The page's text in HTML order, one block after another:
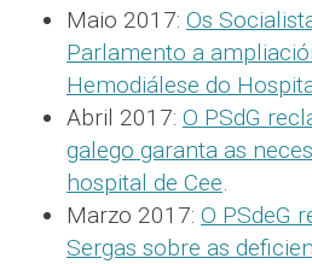
Maio 2017: Os
Parlamento a
Hemodiálese do
Abril 2017: O PSdG
galego garanta as
hospital de Cee
Marzo 2017: O PSdeG
Sergas sobre as